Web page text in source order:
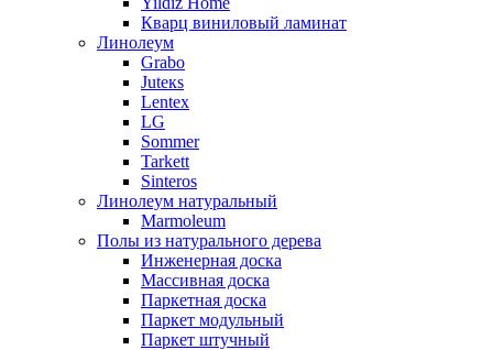
Кварц виниловый ламинат
Линолеум
Grabo
Juteкs
Lentex
LG
Sommer
Tarkett
Sinteros
Линолеум натуральный
Marmoleum
Полы из натурального дерева
Инженерная доска
Массивная доска
Паркетная доска
Паркет модульный
Паркет штучный